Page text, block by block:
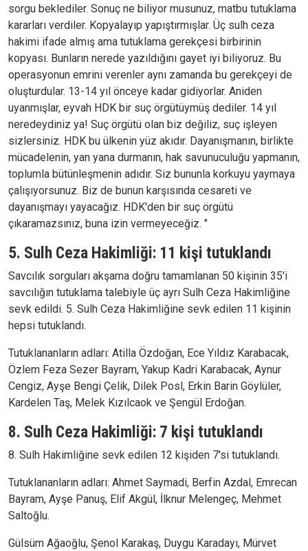
sorgu beklediler. Sonuç ne biliyor musunuz, matbu tutuklama
kararları verdiler. Kopyalayıp yapıştırmışlar. Üç sulh ceza
hakimi ifade almış ama tutuklama gerekçesi birbirinin
kopyası. Bunların nerede yazıldığını gayet iyi biliyoruz. Bu
operasyonun emrini verenler aynı zamanda bu gerekçeyi de
oluşturdular. 13-14 yıl önceye kadar gidiyorlar. Aniden
uyanmışlar, eyvah HDK bir suç örgütüymüş dediler. 14 yıl
neredeydiniz ya! Suç örgütü olan biz değiliz, suç işleyen
sizlersiniz. HDK bu ülkenin yüz akıdır. Dayanışmanın, birlikte
mücadelenin, yan yana durmanın, hak savunuculuğu yapmanın,
toplumla bütünleşmenin adıdır. Siz bununla korkuyu yaymaya
çalışıyorsunuz. Biz de bunun karşısında cesareti ve
dayanışmayı yayacağız. HDK'den bir suç örgütü
çıkaramazsınız, buna izin vermeyeceğiz. "
5. Sulh Ceza Hakimliği: 11 kişi tutuklandı
Savcılık sorguları akşama doğru tamamlanan 50 kişinin 35'i
savcılığın tutuklama talebiyle üç ayrı Sulh Ceza Hakimliğine
sevk edildi. 5. Sulh Ceza Hakimliğine sevk edilen 11 kişinin
hepsi tutuklandı.
Tutuklananların adları: Atilla Özdoğan, Ece Yıldız Karabacak,
Özlem Feza Sezer Bayram, Yakup Kadri Karabacak, Aynur
Cengiz, Ayşe Bengi Çelik, Dilek Posl, Erkin Barin Göylüler,
Kardelen Taş, Melek Kızılcaok ve Şengül Erdoğan.
8. Sulh Ceza Hakimliği: 7 kişi tutuklandı
8. Sulh Hakimliğine sevk edilen 12 kişiden 7'si tutuklandı.
Tutuklananların adları: Ahmet Saymadi, Berfin Azdal, Emrecan
Bayram, Ayşe Panuş, Elif Akgül, İlknur Melengeç, Mehmet
Saltoğlu.
Gülsüm Ağaoğlu, Şenol Karakaş, Duygu Karadayı, Mürvet